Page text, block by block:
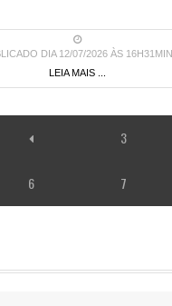
DIA 12/07/2026 ÀS 16H31MIN
LEIA MAIS ...
3
6 7